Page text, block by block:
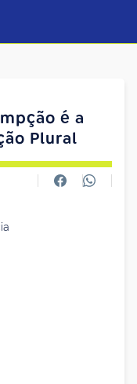
é a
Plural